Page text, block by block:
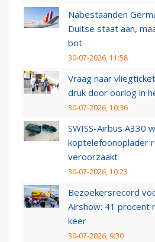
Nabestaanden
Duitse staat aan,
bot
30-07-2026, 11:58
Vraag naar
druk door oorlog in
30-07-2026, 10:36
SWISS-Airbus A330
koptelefoonoplader
veroorzaakt
30-07-2026, 10:23
Bezoekersrecord
Airshow: 41 procent
keer
30-07-2026, 9:30